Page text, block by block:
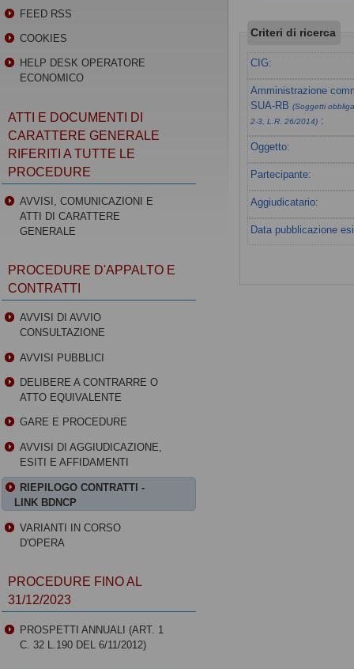
Criteri di ricerca
CIG:
Amministrazione
SUA-RB(Soggetti
2-3, L.R. 26/2014) :
Oggetto:
Partecipante:
Aggiudicatario:
Data pubblicazione
FEED RSS
COOKIES
HELP DESK OPERATORE
ECONOMICO
ATTI E DOCUMENTI DI
CARATTERE GENERALE
RIFERITI A TUTTE LE
PROCEDURE
AVVISI, COMUNICAZIONI E
ATTI DI CARATTERE
GENERALE
PROCEDURE D'APPALTO E
CONTRATTI
AVVISI DI AVVIO
CONSULTAZIONE
AVVISI PUBBLICI
DELIBERE A CONTRARRE O
ATTO EQUIVALENTE
GARE E PROCEDURE
AVVISI DI AGGIUDICAZIONE,
ESITI E AFFIDAMENTI
RIEPILOGO CONTRATTI -
LINK BDNCP
VARIANTI IN CORSO
D'OPERA
PROCEDURE FINO AL
31/12/2023
PROSPETTI ANNUALI (ART. 1
C. 32 L.190 DEL 6/11/2012)